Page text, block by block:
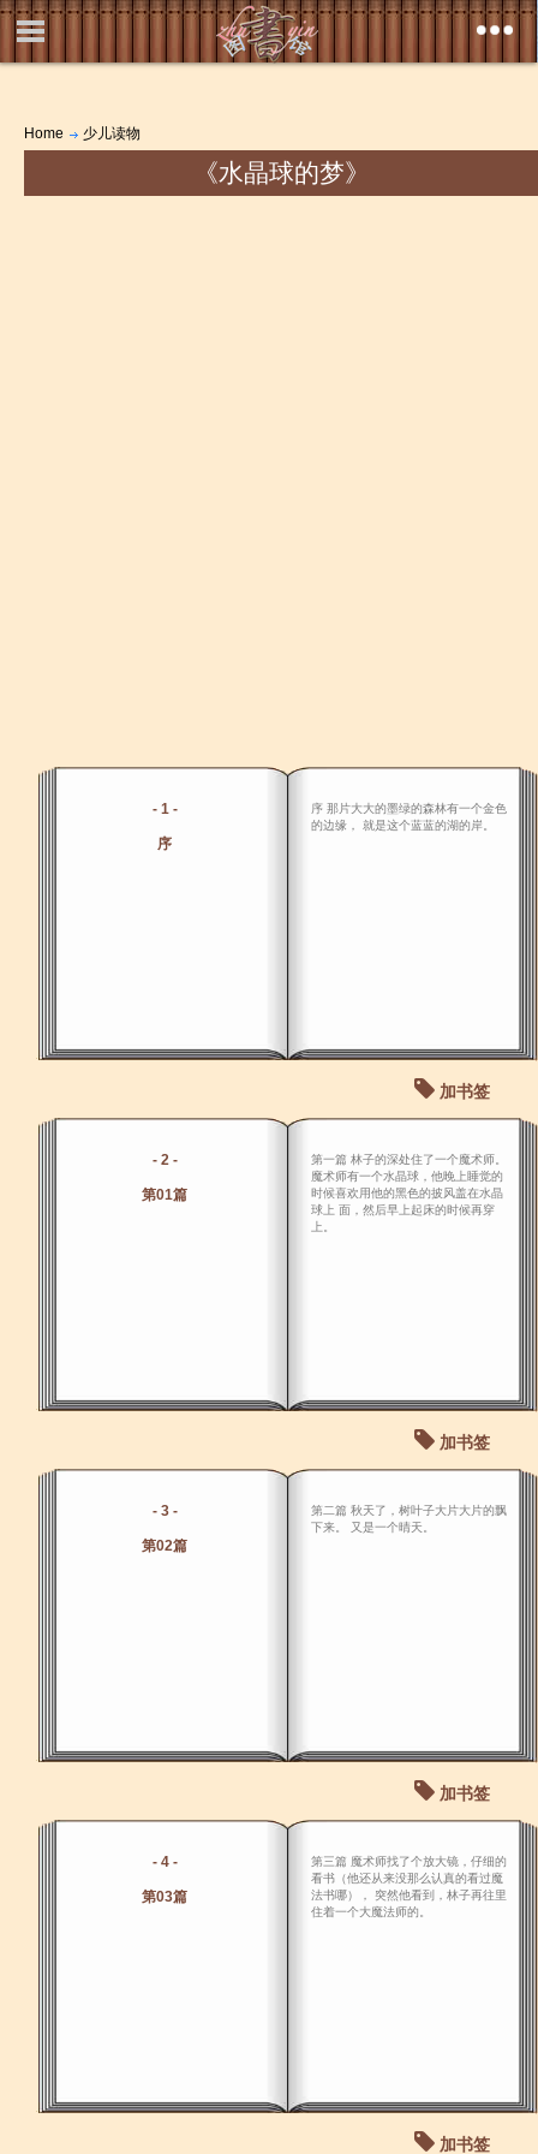
Home 少儿读物
《水晶球的梦》
- 1 -
序
序 那片大大的墨绿的森林有一个金色
的边缘， 就是这个蓝蓝的湖的岸。
加书签
- 2 -
第01篇
第一篇 林子的深处住了一个魔术师。
魔术师有一个水晶球，他晚上睡觉的
时候喜欢用他的黑色的披风盖在水晶
球上 面，然后早上起床的时候再穿
上。
加书签
- 3 -
第02篇
第二篇 秋天了，树叶子大片大片的飘
下来。 又是一个晴天。
加书签
- 4 -
第03篇
第三篇 魔术师找了个放大镜，仔细的
看书（他还从来没那么认真的看过魔
法书哪）， 突然他看到，林子再往里
住着一个大魔法师的。
加书签